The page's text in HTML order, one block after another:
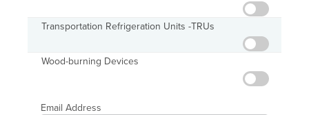
Transportation Refrigeration Units -TRUs
Wood-burning Devices
Email Address